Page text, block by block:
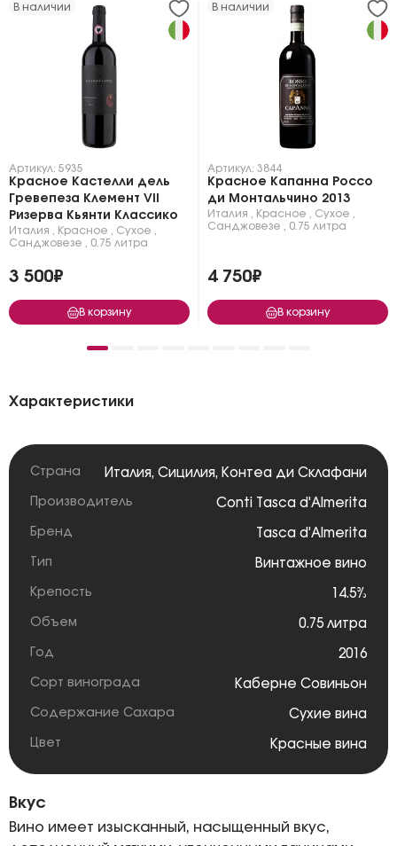
В наличии
Артикул: 5935
Красное Кастелли дель
Гревепеза Клемент VII
Ризерва Кьянти Классико
Италия Красное Сухое
Санджовезе
0.75 литра
3 500₽
В корзину
В наличии
Артикул: 3844
Красное Капанна Россо
ди Монтальчино 2013
Италия Красное Сухое
Санджовезе
0.75 литра
4 750₽
В корзину
Характеристики
Страна Италия, Сицилия, Контеа ди Склафани
Производитель Conti Tasca d'Almerita
Бренд Tasca d'Almerita
Тип Винтажное вино
Крепость 14.5%
Объем 0.75 литра
Год 2016
Сорт винограда Каберне Совиньон
Содержание Сахара Сухие вина
Цвет Красные вина
Вкус
Вино имеет изысканный, насыщенный вкус,